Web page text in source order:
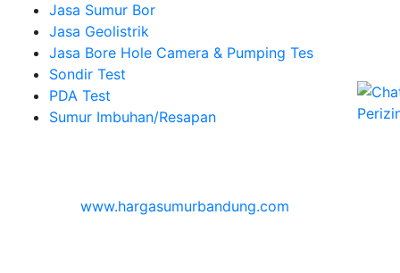
Jasa Sumur Bor
Jasa Geolistrik
Jasa Bore Hole Camera & Pumping Tes
Sondir Test
PDA Test
Sumur Imbuhan/Resapan
www.hargasumurbandung.com